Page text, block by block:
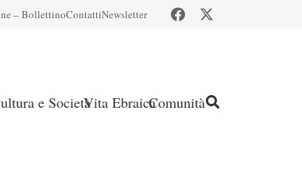
– BollettinoContattiNewsletter
e SocietàVita EbraicaComunità